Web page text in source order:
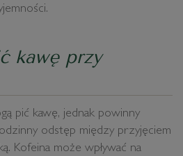
kawę przy
pić kawę, jednak powinny
odstęp między przyjęciem
Kofeina może wpływać na